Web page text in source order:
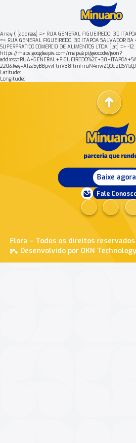
Array ( [address] => RUA GENERAL FIGUEIREDO, 30
=> RUA GENERAL FIGUEIREDO, 30 ITAPOA SALVADOR
SUPERPRATICO COMERCIO DE ALIMENTOS LTDA [lat]
https://maps.googleapis.com/maps/api/geocode/json?
Latitude:
Longitude:
Baixe
Fale
Flora – Todos os direitos
Desenvolvido por OKN
Mais buscados: Produtos
Nossa história